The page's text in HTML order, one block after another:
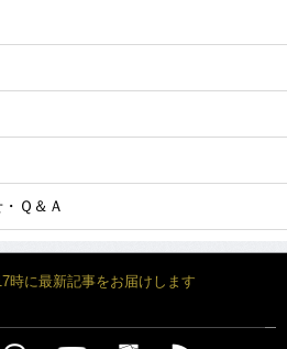
Ｑ＆Ａ
時に最新記事をお届けします